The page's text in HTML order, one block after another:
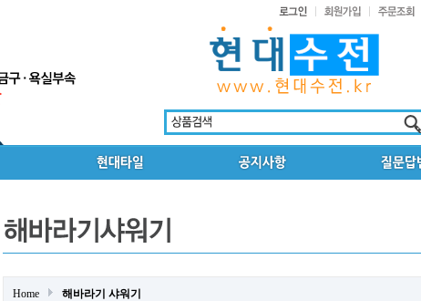
Home 해바라기 샤워기